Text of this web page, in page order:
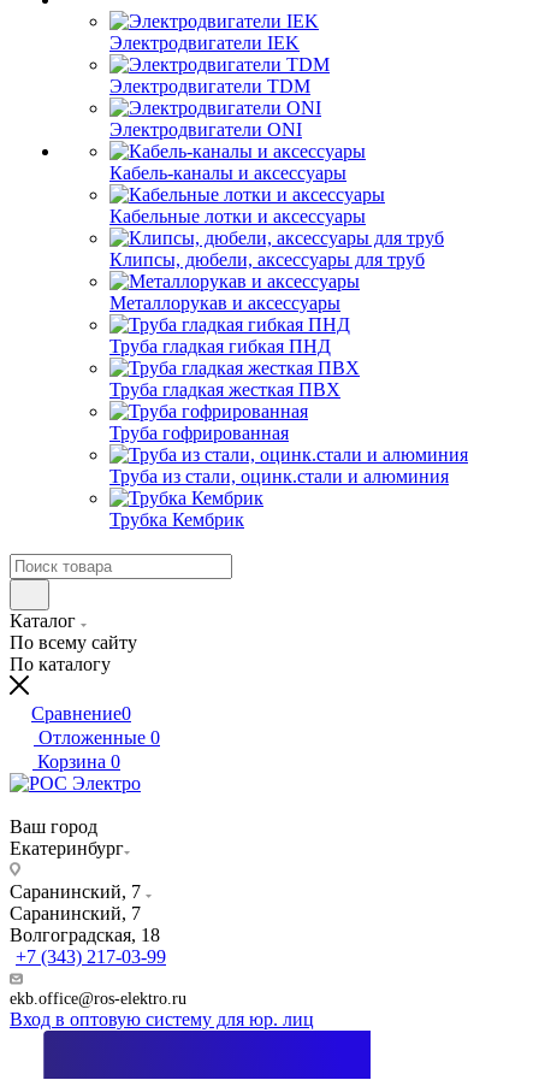
Электродвигатели IEK
Электродвигатели TDM
Электродвигатели ONI
Кабель-каналы и аксессуары
Кабельные лотки и аксессуары
Клипсы, дюбели, аксессуары для труб
Металлорукав и аксессуары
Труба гладкая гибкая ПНД
Труба гладкая жесткая ПВХ
Труба гофрированная
Труба из стали, оцинк.стали и алюминия
Трубка Кембрик
Каталог
По всему сайту
По каталогу
Сравнение0
Отложенные 0
Корзина 0
Ваш город
Екатеринбург
Саранинский, 7
Саранинский, 7
Волгоградская, 18
+7 (343) 217-03-99
ekb.office@ros-elektro.ru
Вход в оптовую систему для юр. лиц